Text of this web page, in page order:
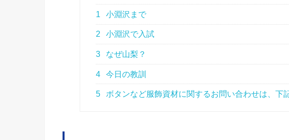
1 小淵沢まで
2 小淵沢で入試
3 なぜ山梨？
4 今日の教訓
5 ボタンなど服飾資材に関するお問い合わせは、下